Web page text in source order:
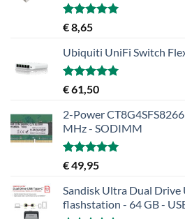
Gewaardeerd
5.00
€8,65
Ubiquiti UniFi Switch
Gewaardeerd
uit 5
€61,50
2-Power
MHz - SODIMM
Gewaardeerd
uit 5
€49,95
Sandisk Ultra Dual Drive
flashstation - 64 GB -